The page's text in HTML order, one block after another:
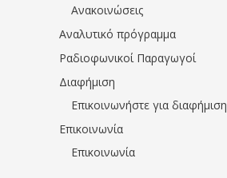
Ανακοινώσεις
Αναλυτικό πρόγραμμα
Ραδιοφωνικοί Παραγωγοί
Διαφήμιση
Επικοινωνήστε για διαφήμιση
Επικοινωνία
Επικοινωνία